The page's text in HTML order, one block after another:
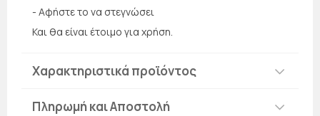
- Αφήστε το να στεγνώσει
Και θα είναι έτοιμο για χρήση.
Χαρακτηριστικά προϊόντος
Πληρωμή και Αποστολή